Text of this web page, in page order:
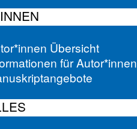
Übersicht
für Autor*innen